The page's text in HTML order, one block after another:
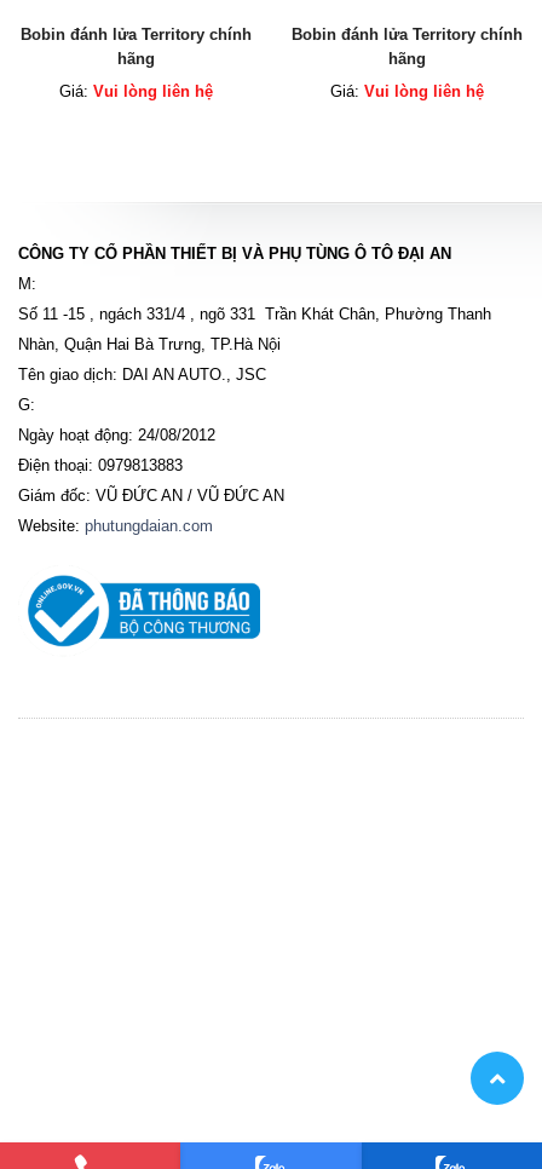
Bobin đánh lửa Territory chính
hãng
Giá: Vui lòng liên hệ
Bobin đánh lửa Territory chính
hãng
Giá: Vui lòng liên hệ
CÔNG TY CỔ PHẦN THIẾT BỊ VÀ PHỤ TÙNG Ô TÔ ĐẠI AN
M:
Số 11 -15 , ngách 331/4 , ngõ 331 Trần Khát Chân, Phường Thanh
Nhàn, Quận Hai Bà Trưng, TP.Hà Nội
Tên giao dịch: DAI AN AUTO., JSC
G:
Ngày hoạt động: 24/08/2012
Điện thoại: 0979813883
Giám đốc: VŨ ĐỨC AN / VŨ ĐỨC AN
Website: phutungdaian.com